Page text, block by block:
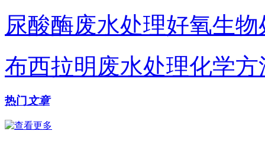
尿酸酶废水处理好氧生
布西拉明废水处理化学方
热门 文章